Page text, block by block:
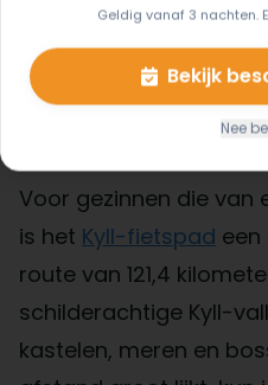
landschap van de Eifel.
Kyll-Fietspad: Een
Voor gezinnen die van
is het Kyll-fietspad een
route van 121,4
schilderachtige Kyll-
kastelen, meren en
Geldig vanaf 3 nachten.
Bekijk
Nee